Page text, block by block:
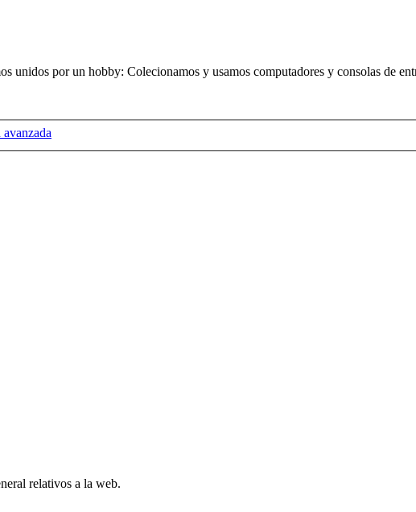
unidos por un hobby: Colecionamos y usamos computadores y consolas de
avanzada
relativos a la web.